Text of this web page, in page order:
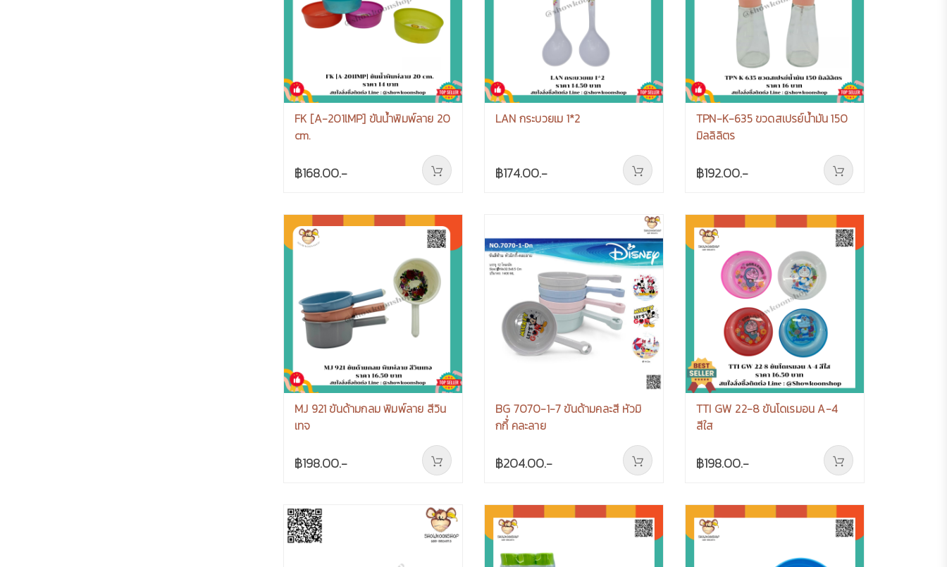
FK [A-201lMP] ขันน้ำพิมพ์ลาย 20
cm.
฿168.00.-
LAN กระบวยเม 1*2
฿174.00.-
TPN-K-635 ขวดสเปรย์น้ำมัน 150
มิลลิลิตร
฿192.00.-
MJ 921 ขันด้ามกลม พิมพ์ลาย สีวิน
เทจ
฿198.00.-
BG 7070-1-7 ขันด้ามคละสี หัวมิ
กกี้่ คละลาย
฿204.00.-
TTI GW 22-8 ขันโดเรมอน A-4
สีใส
฿198.00.-